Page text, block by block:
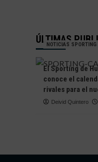
ÚLTIMAS
NOTICIAS SPORTING
El Sporting de
conoce el
rivales para el
Deivid Quintero